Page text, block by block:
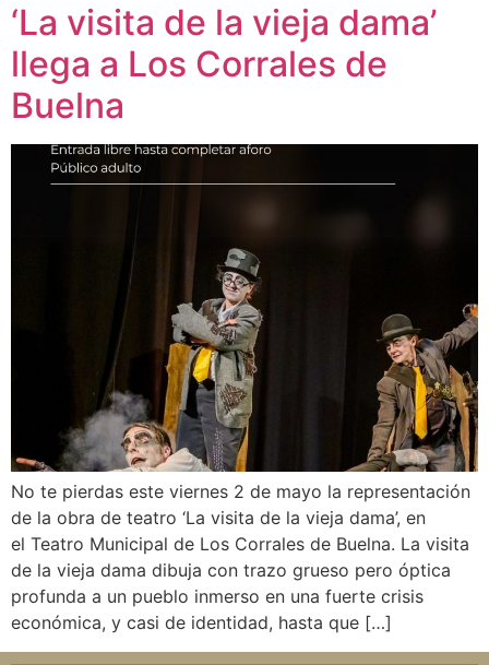
‘La visita de la vieja dama’
llega a Los Corrales de
Buelna
No te pierdas este viernes 2 de mayo la representación
de la obra de teatro ‘La visita de la vieja dama’, en
el Teatro Municipal de Los Corrales de Buelna. La visita
de la vieja dama dibuja con trazo grueso pero óptica
profunda a un pueblo inmerso en una fuerte crisis
económica, y casi de identidad, hasta que […]